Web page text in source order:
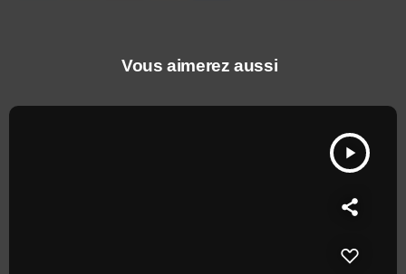
Vous aimerez aussi
play_arrow